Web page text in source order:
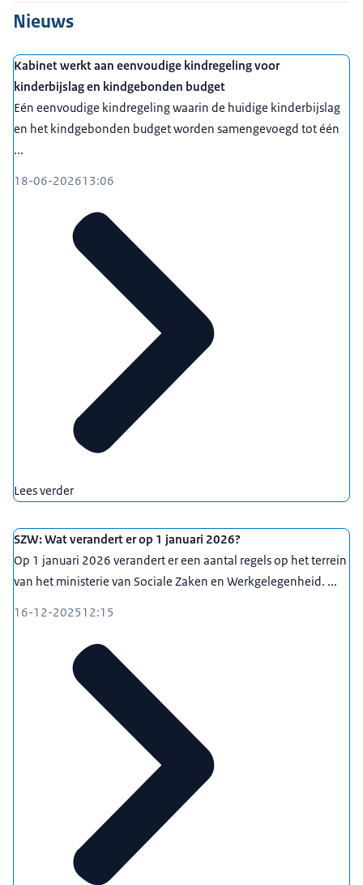
Nieuws
Kabinet werkt aan eenvoudige kindregeling voor
kinderbijslag en kindgebonden budget
Eén eenvoudige kindregeling waarin de huidige kinderbijslag
en het kindgebonden budget worden samengevoegd tot één
...
18-06-202613:06
Lees verder
SZW: Wat verandert er op 1 januari 2026?
Op 1 januari 2026 verandert er een aantal regels op het terrein
van het ministerie van Sociale Zaken en Werkgelegenheid. ...
16-12-202512:15